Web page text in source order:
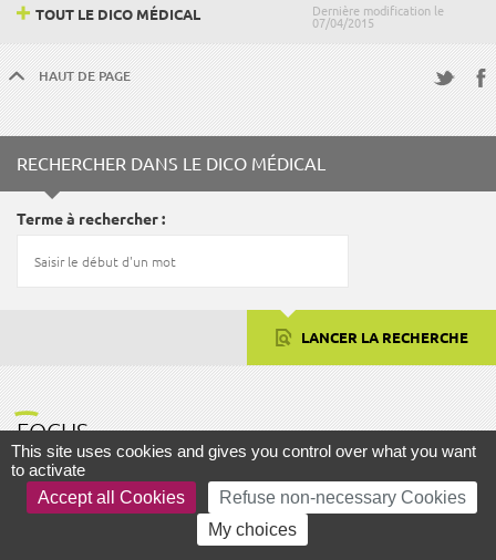
Dernière modification le
07/04/2015
TOUT LE DICO MÉDICAL
HAUT DE PAGE
RECHERCHER DANS LE DICO MÉDICAL
Terme à rechercher
LANCER LA RECHERCHE
FOCUS
PLAN DU SITE MENTIONS LÉGALES
This site uses cookies and gives you control over what you want
to activate
Accept all Cookies
Refuse non-necessary Cookies
My choices